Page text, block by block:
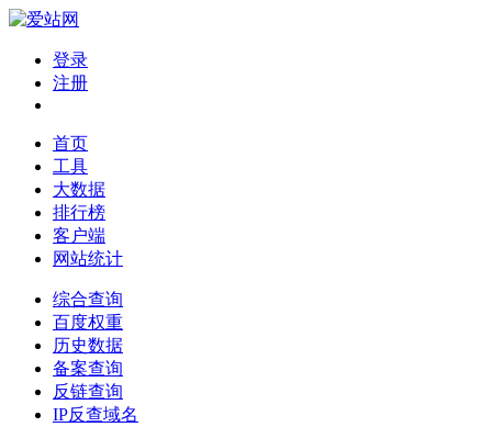
登录
注册
首页
工具
大数据
排行榜
客户端
网站统计
综合查询
百度权重
历史数据
备案查询
反链查询
IP反查域名